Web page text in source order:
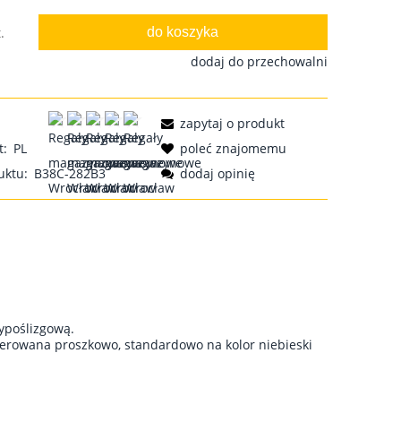
do koszyka
dodaj do przechowalni
PL
B38C-282B3
zapytaj o produkt
poleć znajomemu
dodaj opinię
proszkowo, standardowo na kolor niebieski